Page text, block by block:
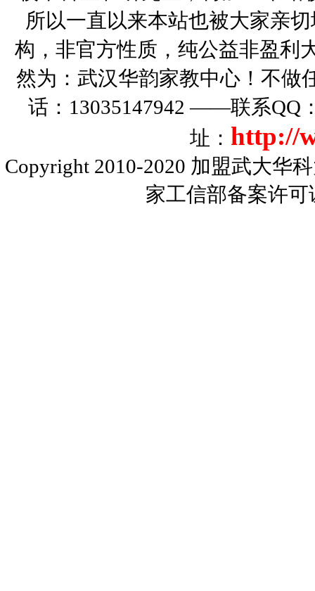
所以一直以来本站也被大家亲
构，非官方性质，纯公益非盈利
然为：武汉华韵家教中心！不做
话：13035147942 ——联系QQ
址： http://
Copyright 2010-2020 加盟武大华
家工信部备案许可